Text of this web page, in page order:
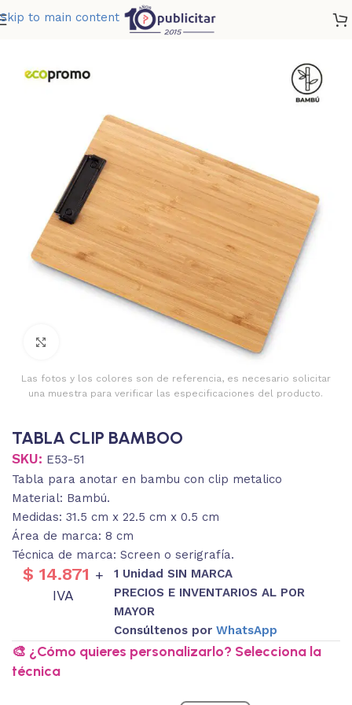
Skip to main content
TABLA CLIP BAMBOO
Las fotos y los colores son de referencia, es necesario solicitar
una muestra para verificar las especificaciones del producto.
TABLA CLIP BAMBOO
SKU: E53-51
Tabla para anotar en bambu con clip metalico
Material: Bambú.
Medidas: 31.5 cm x 22.5 cm x 0.5 cm
Área de marca: 8 cm
Técnica de marca: Screen o serigrafía.
$ 14.871 +
IVA
1 Unidad SIN MARCA
PRECIOS E INVENTARIOS AL POR
MAYOR
Consúltenos porWhatsApp
🎨 ¿Cómo quieres personalizarlo? Selecciona la
técnica